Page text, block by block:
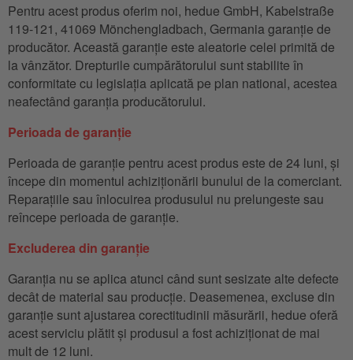
Pentru acest produs oferim noi, hedue GmbH, Kabelstraße
119-121, 41069 Mönchengladbach, Germania garanție de
producător. Această garanție este aleatorie celei primită de
la vânzător. Drepturile cumpărătorului sunt stabilite în
conformitate cu legislația aplicată pe plan national, acestea
neafectând garanția producătorului.
Perioada de garanție
Perioada de garanție pentru acest produs este de 24 luni, și
începe din momentul achiziționării bunului de la comerciant.
Reparațiile sau înlocuirea produsului nu prelungeste sau
reîncepe perioada de garanție.
Excluderea din garanție
Garanția nu se aplica atunci când sunt sesizate alte defecte
decât de material sau producție. Deasemenea, excluse din
garanție sunt ajustarea corectitudinii măsurării, hedue oferă
acest serviciu plătit și produsul a fost achiziționat de mai
mult de 12 luni.